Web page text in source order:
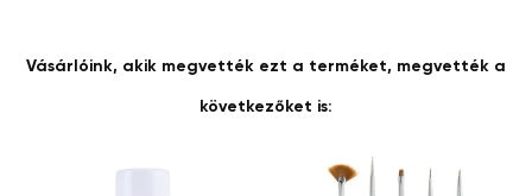
Vásárlóink, akik megvették ezt a terméket, megvették a
következőket is: